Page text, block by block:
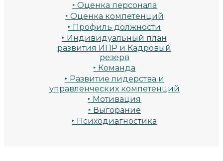
‣ Оценка персонала
‣ Оценка компетенций
‣ Профиль должности
‣ Индивидуальный план
развития ИПР и Кадровый
резерв
‣ Команда
‣ Развитие лидерства и
управленческих компетенций
‣ Мотивация
‣ Выгорание
‣ Психодиагностика